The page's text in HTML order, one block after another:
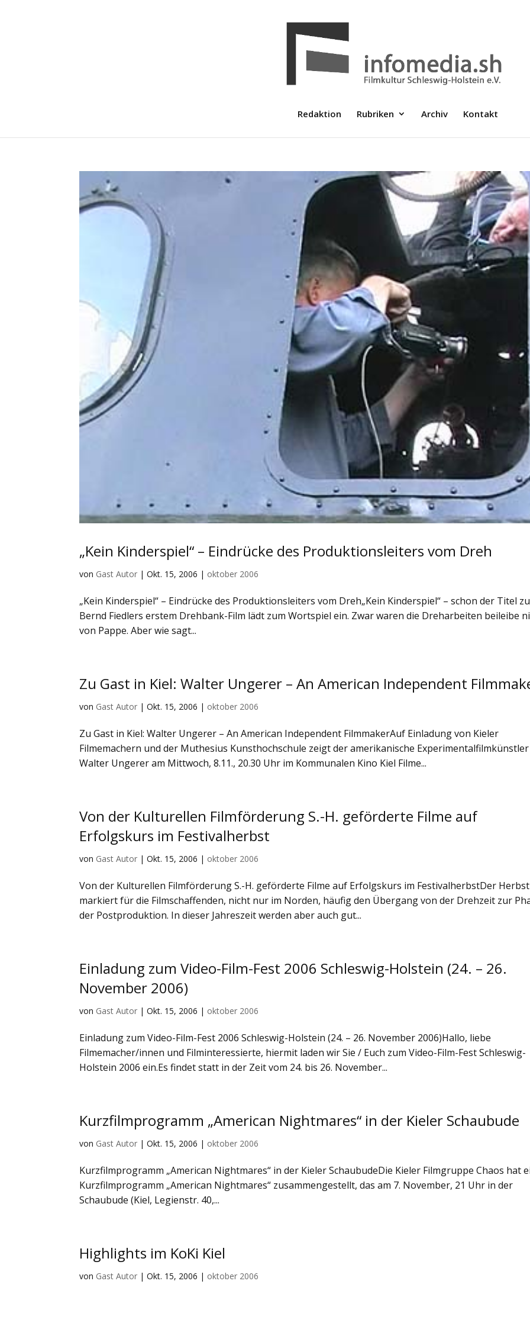
Redaktion Rubriken Archiv Kontakt
„Kein Kinderspiel“ – Eindrücke des Produktionsleiters vom Dreh
von Gast Autor |Okt. 15, 2006 | oktober 2006
„Kein Kinderspiel“ – Eindrücke des Produktionsleiters vom Dreh„Kein Kinderspiel“ – schon der Titel zu
Bernd Fiedlers erstem Drehbank-Film lädt zum Wortspiel ein. Zwar waren die Dreharbeiten beileibe
von Pappe. Aber wie sagt...
Zu Gast in Kiel: Walter Ungerer – An American Independent
von Gast Autor |Okt. 15, 2006 | oktober 2006
Zu Gast in Kiel: Walter Ungerer – An American Independent FilmmakerAuf Einladung von Kieler
Filmemachern und der Muthesius Kunsthochschule zeigt der amerikanische Experimentalfilmkünstler
Walter Ungerer am Mittwoch, 8.11., 20.30 Uhr im Kommunalen Kino Kiel Filme...
Von der Kulturellen Filmförderung S.-H. geförderte Filme auf
Erfolgskurs im Festivalherbst
von Gast Autor |Okt. 15, 2006 | oktober 2006
Von der Kulturellen Filmförderung S.-H. geförderte Filme auf Erfolgskurs im FestivalherbstDer Herbst
markiert für die Filmschaffenden, nicht nur im Norden, häufig den Übergang von der Drehzeit zur
der Postproduktion. In dieser Jahreszeit werden aber auch gut...
Einladung zum Video-Film-Fest 2006 Schleswig-Holstein (24. – 26.
November 2006)
von Gast Autor |Okt. 15, 2006 | oktober 2006
Einladung zum Video-Film-Fest 2006 Schleswig-Holstein (24. – 26. November 2006)Hallo, liebe
Filmemacher/innen und Filminteressierte, hiermit laden wir Sie / Euch zum Video-Film-Fest Schleswig-
Holstein 2006 ein.Es findet statt in der Zeit vom 24. bis 26. November...
Kurzfilmprogramm „American Nightmares“ in der Kieler Schaubude
von Gast Autor |Okt. 15, 2006 | oktober 2006
Kurzfilmprogramm „American Nightmares“ in der Kieler SchaubudeDie Kieler Filmgruppe Chaos hat
Kurzfilmprogramm „American Nightmares“ zusammengestellt, das am 7. November, 21 Uhr in der
Schaubude (Kiel, Legienstr. 40,...
Highlights im KoKi Kiel
von Gast Autor |Okt. 15, 2006 | oktober 2006